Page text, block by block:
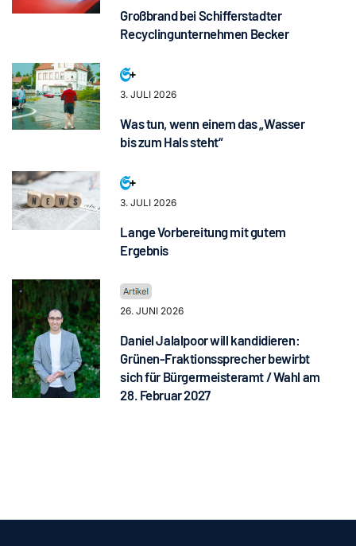
Großbrand bei Schifferstadter
Recyclingunternehmen Becker
3. JULI 2026
Was tun, wenn einem das „Wasser
bis zum Hals steht“
3. JULI 2026
Lange Vorbereitung mit gutem
Ergebnis
26. JUNI 2026
Daniel Jalalpoor will kandidieren:
Grünen-Fraktionssprecher bewirbt
sich für Bürgermeisteramt / Wahl am
28. Februar 2027